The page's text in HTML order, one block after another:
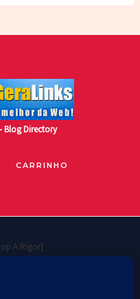
Blog Directory
CARRINHO
A Rigor]